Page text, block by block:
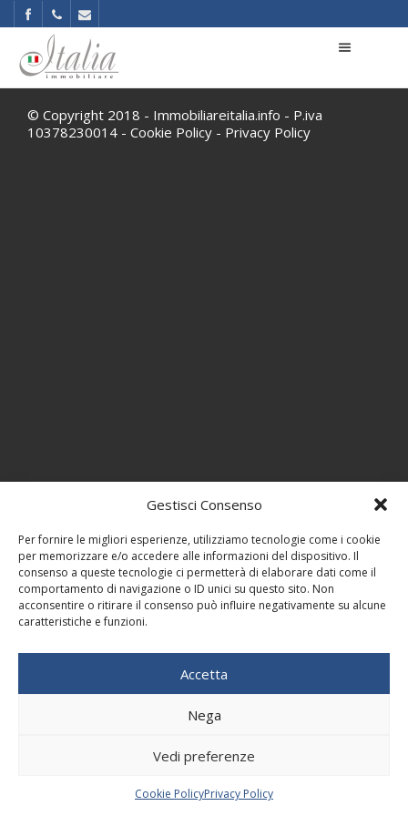
Gestisci Consenso
Per fornire le migliori esperienze, utilizziamo tecnologie come i cookie
per memorizzare e/o accedere alle informazioni del dispositivo. Il
consenso a queste tecnologie ci permetterà di elaborare dati come il
comportamento di navigazione o ID unici su questo sito. Non
acconsentire o ritirare il consenso può influire negativamente su alcune
caratteristiche e funzioni.
Accetta
Nega
Vedi preferenze
Cookie PolicyPrivacy Policy
© Copyright 2018 - Immobiliareitalia.info - P.iva
10378230014 - Cookie Policy - Privacy Policy